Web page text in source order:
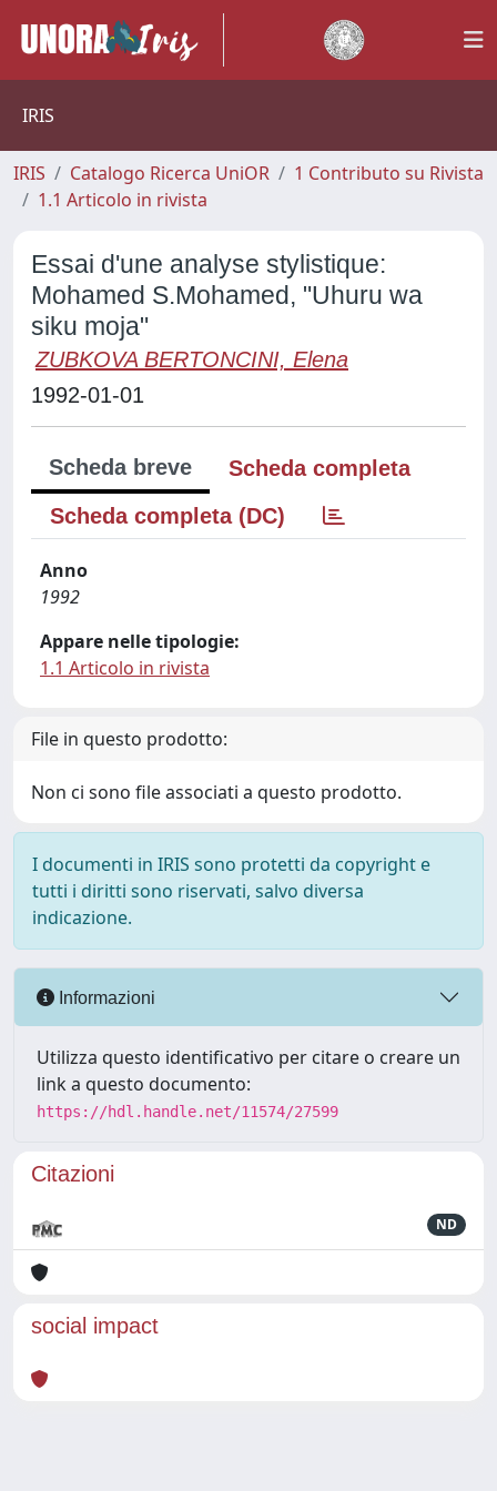
IRIS
IRIS Catalogo Ricerca UniOR
1 Contributo su Rivista
1.1 Articolo in rivista
Essai d'une analyse stylistique:
Mohamed S.Mohamed, "Uhuru wa
siku moja"
ZUBKOVA BERTONCINI, Elena
1992-01-01
Scheda breve
Scheda completa
Scheda completa (DC)
Anno
1992
Appare nelle tipologie:
1.1 Articolo in rivista
File in questo prodotto:
Non ci sono file associati a questo prodotto.
I documenti in IRIS sono protetti da copyright e
tutti i diritti sono riservati, salvo diversa
indicazione.
Informazioni
Utilizza questo identificativo per citare o creare un
link a questo documento:
https://hdl.handle.net/11574/27599
Citazioni
ND
social impact